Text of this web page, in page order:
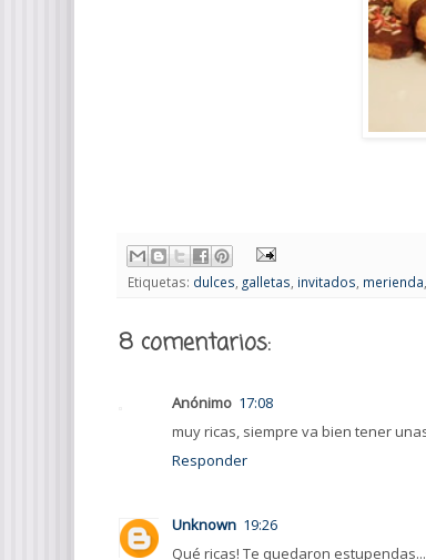
Etiquetas: dulces galletas invitados merienda
8 comentarios:
Anónimo 17:08
muy ricas, siempre va bien tener
Responder
Unknown 19:26
Qué ricas! Te quedaron